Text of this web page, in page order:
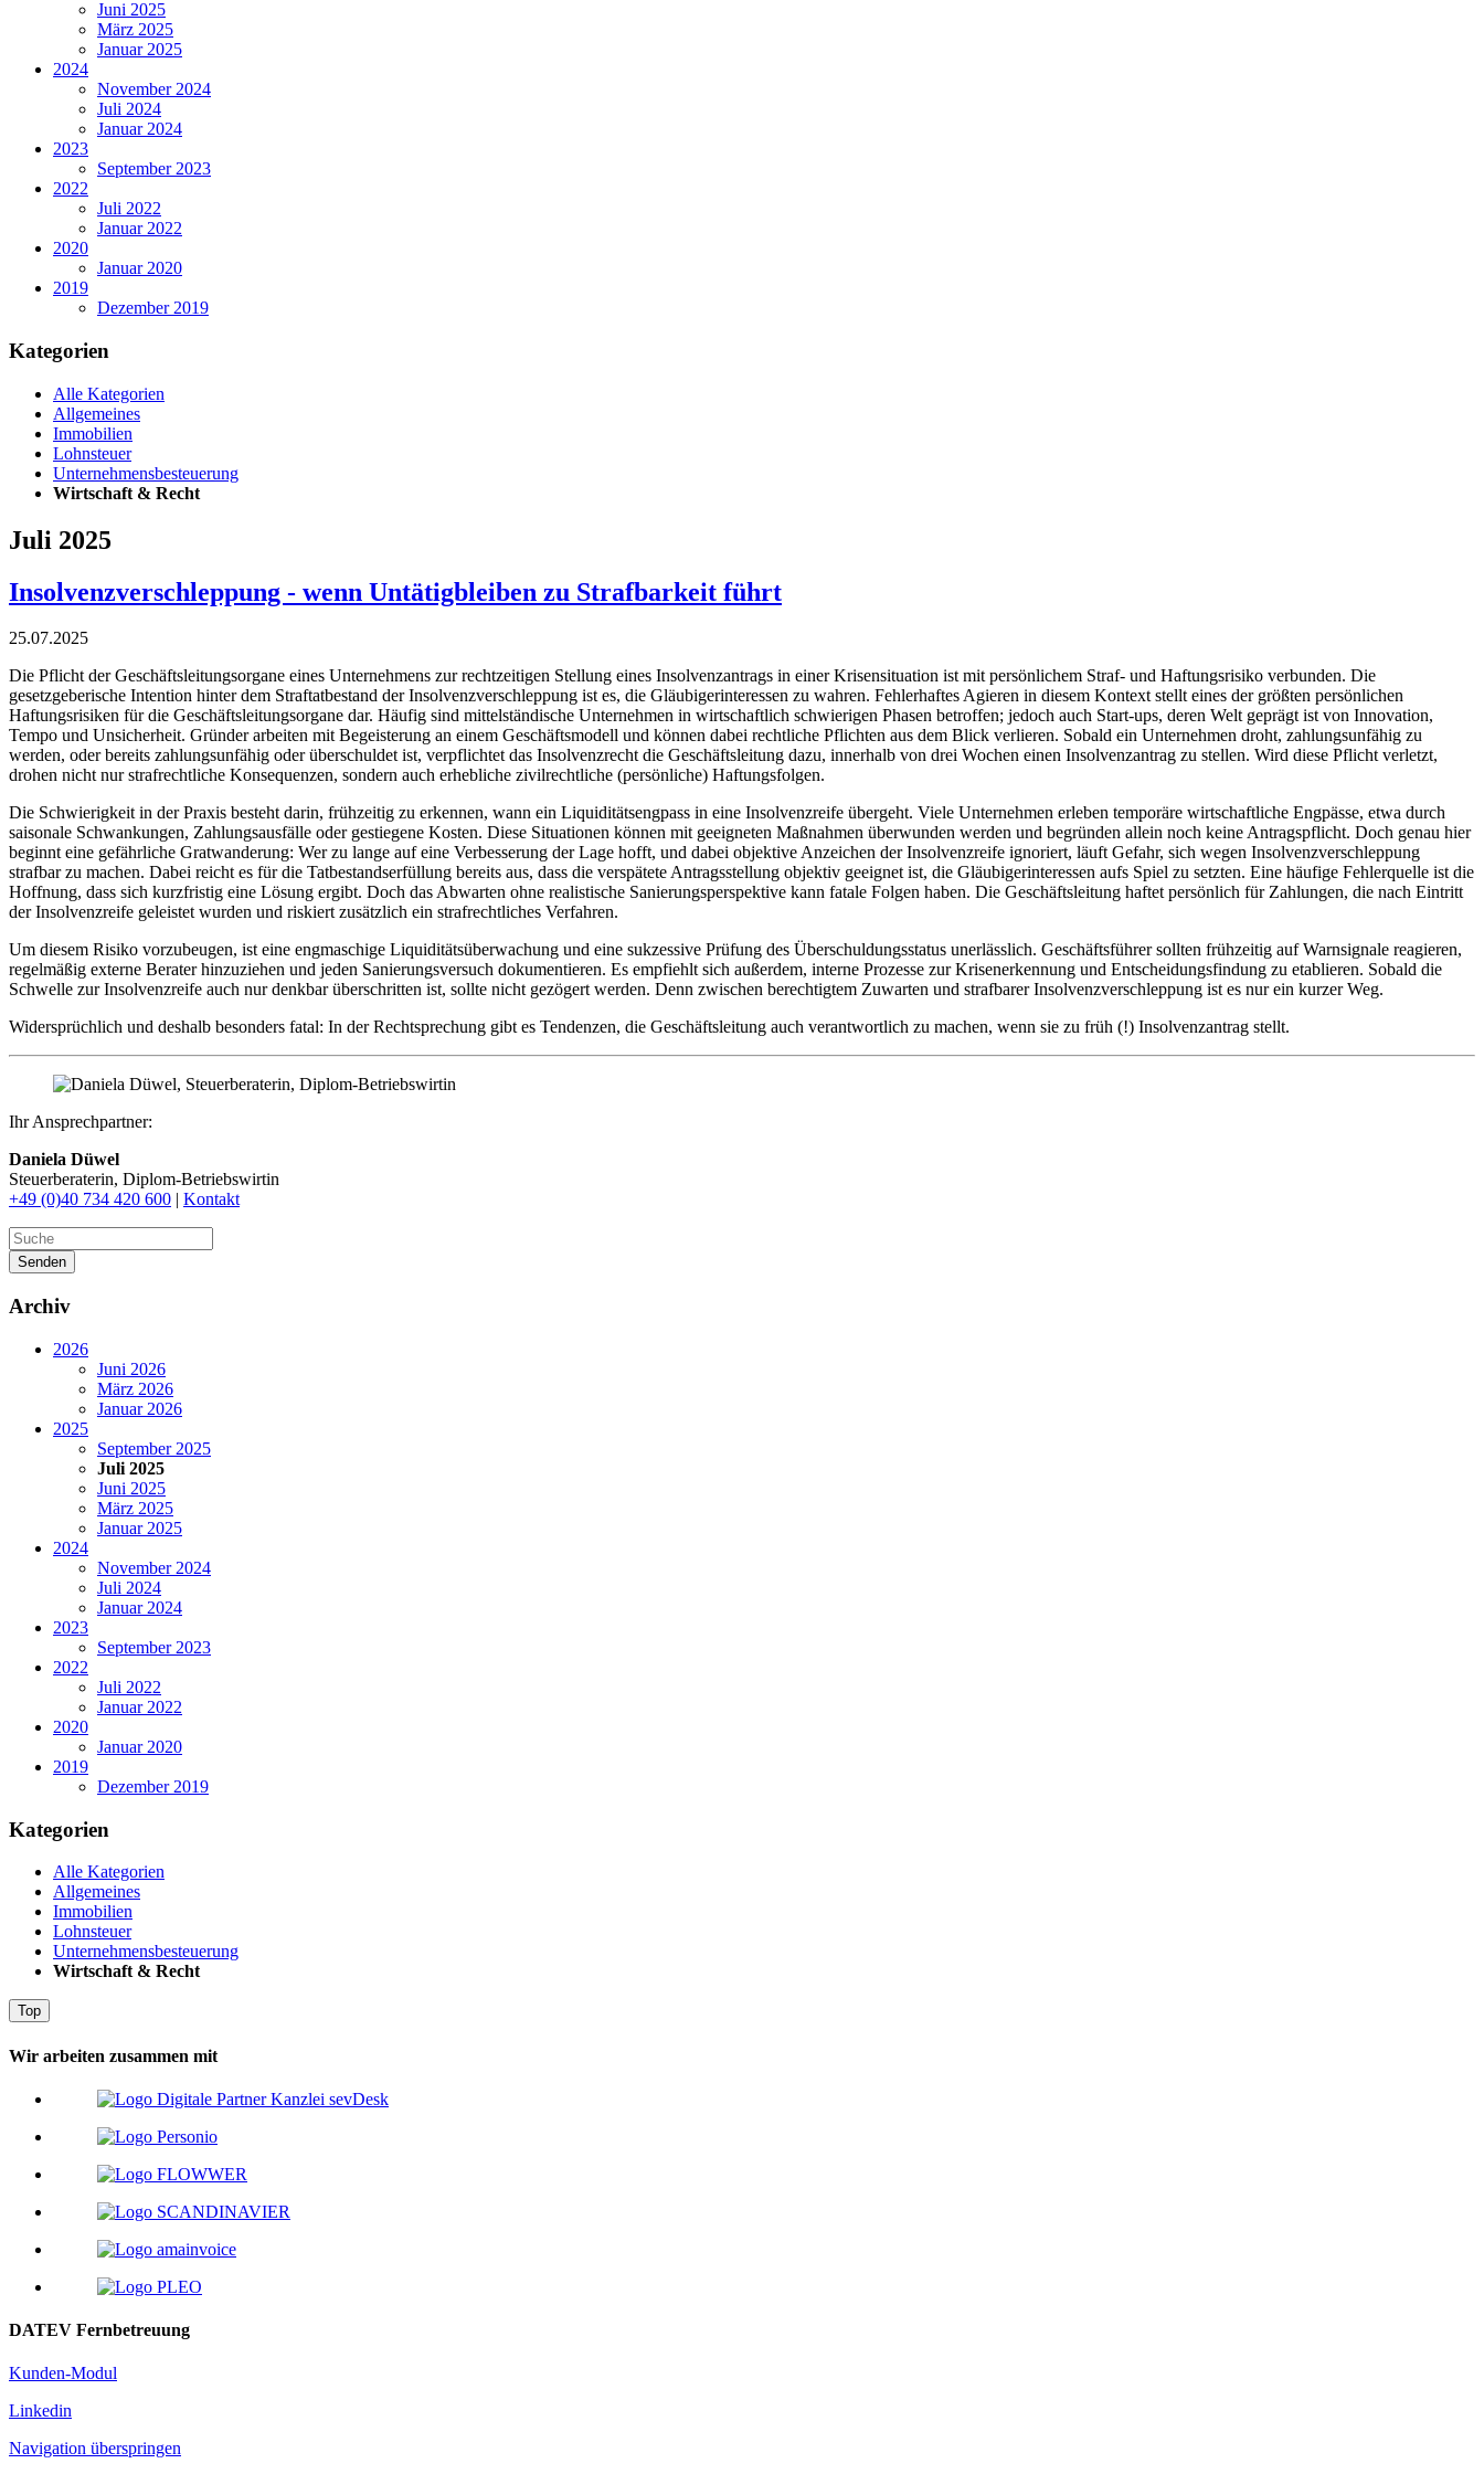
Juni 2025
März 2025
Januar 2025
2024
November 2024
Juli 2024
Januar 2024
2023
September 2023
2022
Juli 2022
Januar 2022
2020
Januar 2020
2019
Dezember 2019
Kategorien
Alle Kategorien
Allgemeines
Immobilien
Lohnsteuer
Unternehmensbesteuerung
Wirtschaft & Recht
Juli 2025
Insolvenzverschleppung - wenn Untätigbleiben zu Strafbarkeit führt
25.07.2025
Die Pflicht der Geschäftsleitungsorgane eines Unternehmens zur rechtzeitigen Stellung eines Insolvenzantrags in einer Krisensituation ist mit persönlichem Straf- und Haftungsrisiko verbunden. Die
gesetzgeberische Intention hinter dem Straftatbestand der Insolvenzverschleppung ist es, die Gläubigerinteressen zu wahren. Fehlerhaftes Agieren in diesem Kontext stellt eines der größten persönlichen
Haftungsrisiken für die Geschäftsleitungsorgane dar. Häufig sind mittelständische Unternehmen in wirtschaftlich schwierigen Phasen betroffen; jedoch auch Start-ups, deren Welt geprägt ist von Innovation,
Tempo und Unsicherheit. Gründer arbeiten mit Begeisterung an einem Geschäftsmodell und können dabei rechtliche Pflichten aus dem Blick verlieren. Sobald ein Unternehmen droht, zahlungsunfähig zu
werden, oder bereits zahlungsunfähig oder überschuldet ist, verpflichtet das Insolvenzrecht die Geschäftsleitung dazu, innerhalb von drei Wochen einen Insolvenzantrag zu stellen. Wird diese Pflicht verletzt,
drohen nicht nur strafrechtliche Konsequenzen, sondern auch erhebliche zivilrechtliche (persönliche) Haftungsfolgen.
Die Schwierigkeit in der Praxis besteht darin, frühzeitig zu erkennen, wann ein Liquiditätsengpass in eine Insolvenzreife übergeht. Viele Unternehmen erleben temporäre wirtschaftliche Engpässe, etwa durch
saisonale Schwankungen, Zahlungsausfälle oder gestiegene Kosten. Diese Situationen können mit geeigneten Maßnahmen überwunden werden und begründen allein noch keine Antragspflicht. Doch genau hier
beginnt eine gefährliche Gratwanderung: Wer zu lange auf eine Verbesserung der Lage hofft, und dabei objektive Anzeichen der Insolvenzreife ignoriert, läuft Gefahr, sich wegen Insolvenzverschleppung
strafbar zu machen. Dabei reicht es für die Tatbestandserfüllung bereits aus, dass die verspätete Antragsstellung objektiv geeignet ist, die Gläubigerinteressen aufs Spiel zu setzten. Eine häufige Fehlerquelle ist die
Hoffnung, dass sich kurzfristig eine Lösung ergibt. Doch das Abwarten ohne realistische Sanierungsperspektive kann fatale Folgen haben. Die Geschäftsleitung haftet persönlich für Zahlungen, die nach Eintritt
der Insolvenzreife geleistet wurden und riskiert zusätzlich ein strafrechtliches Verfahren.
Um diesem Risiko vorzubeugen, ist eine engmaschige Liquiditätsüberwachung und eine sukzessive Prüfung des Überschuldungsstatus unerlässlich. Geschäftsführer sollten frühzeitig auf Warnsignale reagieren,
regelmäßig externe Berater hinzuziehen und jeden Sanierungsversuch dokumentieren. Es empfiehlt sich außerdem, interne Prozesse zur Krisenerkennung und Entscheidungsfindung zu etablieren. Sobald die
Schwelle zur Insolvenzreife auch nur denkbar überschritten ist, sollte nicht gezögert werden. Denn zwischen berechtigtem Zuwarten und strafbarer Insolvenzverschleppung ist es nur ein kurzer Weg.
Widersprüchlich und deshalb besonders fatal: In der Rechtsprechung gibt es Tendenzen, die Geschäftsleitung auch verantwortlich zu machen, wenn sie zu früh (!) Insolvenzantrag stellt.
Ihr Ansprechpartner:
Daniela Düwel
Steuerberaterin, Diplom-Betriebswirtin
+49 (0)40 734 420 600 | Kontakt
Senden
Archiv
2026
Juni 2026
März 2026
Januar 2026
2025
September 2025
Juli 2025
Juni 2025
März 2025
Januar 2025
2024
November 2024
Juli 2024
Januar 2024
2023
September 2023
2022
Juli 2022
Januar 2022
2020
Januar 2020
2019
Dezember 2019
Kategorien
Alle Kategorien
Allgemeines
Immobilien
Lohnsteuer
Unternehmensbesteuerung
Wirtschaft & Recht
Top
Wir arbeiten zusammen mit
DATEV Fernbetreuung
Kunden-Modul
Linkedin
Navigation überspringen